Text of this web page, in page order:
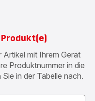
Artikel mit Ihrem Gerät
Produktnummer in die
in der Tabelle nach.